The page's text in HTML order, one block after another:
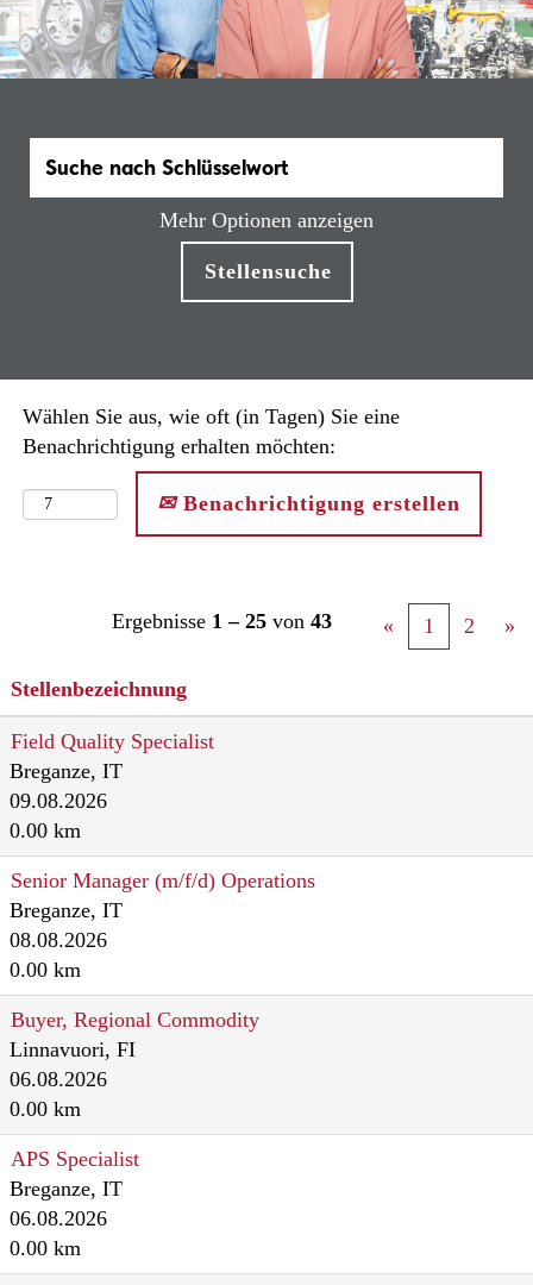
Mehr Optionen anzeigen
Wählen Sie aus, wie oft (in Tagen) Sie eine
Benachrichtigung erhalten möchten:
Benachrichtigung erstellen
Ergebnisse 1 – 25 von 43 « 1 2 »
Stellenbezeichnung
Field Quality Specialist
Breganze, IT
09.08.2026
0.00 km
Senior Manager (m/f/d) Operations
Breganze, IT
08.08.2026
0.00 km
Buyer, Regional Commodity
Linnavuori, FI
06.08.2026
0.00 km
APS Specialist
Breganze, IT
06.08.2026
0.00 km